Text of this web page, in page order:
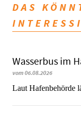
DAS
Wasserbus im
vom 06.08.2026
Laut Hafenbehörde